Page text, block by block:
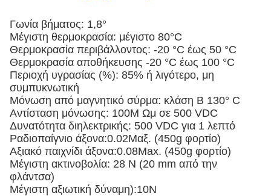
Γωνία βήματος: 1,8°
Μέγιστη θερμοκρασία: μέγιστο 80°C
Θερμοκρασία περιβάλλοντος: -20 °C έως 50 °C
Θερμοκρασία αποθήκευσης -20 °C έως 100 °C
Περιοχή υγρασίας (%): 85% ή λιγότερο, μη
συμπυκνωτική
Μόνωση από μαγνητικό σύρμα: κλάση Β 130° C
Αντίσταση μόνωσης: 100M Ωμ σε 500 VDC
Δυνατότητα διηλεκτρικής: 500 VDC για 1 λεπτό
Ραδιοπαίγνιο άξονα:0.02Μαξ. (450g φορτίο)
Αξιακό παιχνίδι άξονα:0.08Max. (450g φορτίο)
Μέγιστη ακτινοβολία: 28 N (20 mm από την
φλάντσα)
Μέγιστη αξιωτική δύναμη):10N